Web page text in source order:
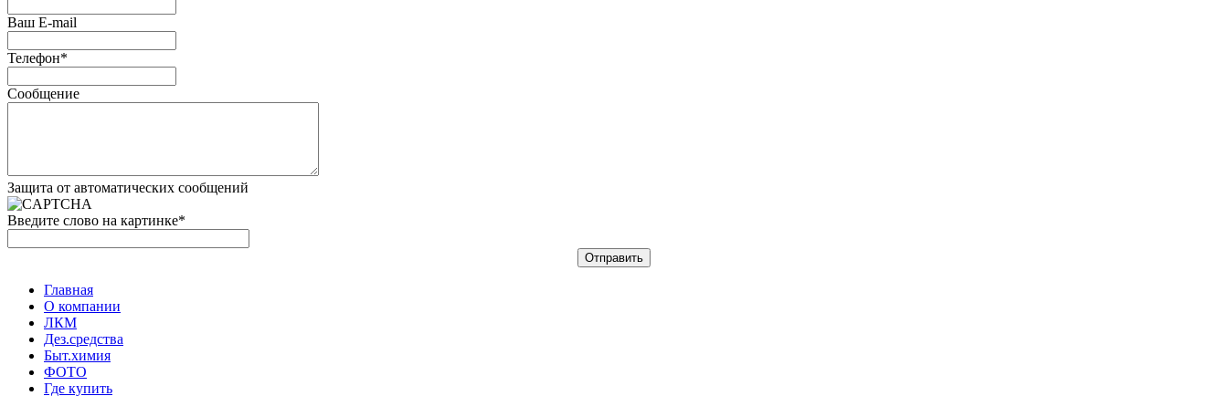
Ваш E-mail
Телефон*
Сообщение
Защита от автоматических сообщений
Введите слово на картинке*
Главная
О компании
ЛКМ
Дез.средства
Быт.химия
ФОТО
Где купить